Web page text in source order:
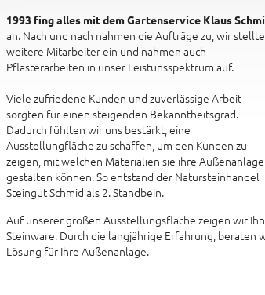
1993 fing alles mit dem Gartenservice Klaus
an. Nach und nach nahmen die Aufträge zu, wir
weitere Mitarbeiter ein und nahmen auch
Pflasterarbeiten in unser Leistunsspektrum auf.
Viele zufriedene Kunden und zuverlässige Arbeit
sorgten für einen steigenden Bekanntheitsgrad.
Dadurch fühlten wir uns bestärkt, eine
Ausstellungfläche zu schaffen, um den Kunden zu
zeigen, mit welchen Materialien sie ihre Außenanlage
gestalten können. So entstand der Natursteinhandel
Steingut Schmid als 2. Standbein.
Auf unserer großen Ausstellungsfläche zeigen wir
Steinware. Durch die langjährige Erfahrung,
Lösung für Ihre Außenanlage.